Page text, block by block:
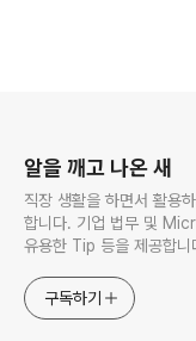
알을 깨고 나온 새
직장 생활을 하면서 활용
합니다. 기업 법무 및
유용한 Tip 등을 제공합니
website provides
interested in Korean
구독하기